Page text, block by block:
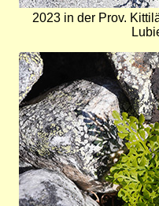
2023 in der Prov.
Bild